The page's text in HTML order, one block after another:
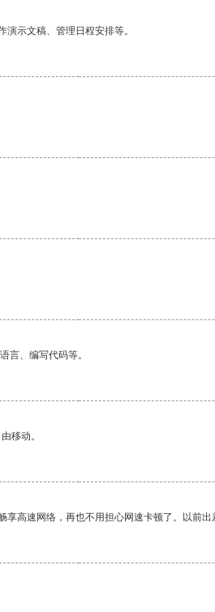
示文稿、管理日程安排等。
言、编写代码等。
移动。
高速网络，再也不用担心网速卡顿了。以前